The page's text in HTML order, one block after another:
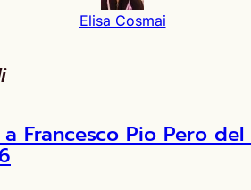
Elisa Cosmai
Francesco Pio Pero